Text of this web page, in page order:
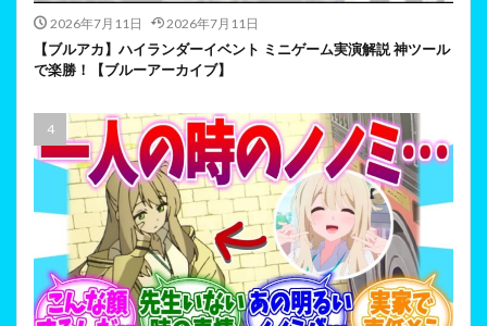
2026年7月11日 2026年7月11日
【ブルアカ】ハイランダーイベント ミニゲーム実演解説 神ツール
で楽勝！【ブルーアーカイブ】